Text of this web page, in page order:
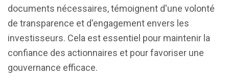
documents nécessaires, témoignent d'une volonté
de transparence et d'engagement envers les
investisseurs. Cela est essentiel pour maintenir la
confiance des actionnaires et pour favoriser une
gouvernance efficace.